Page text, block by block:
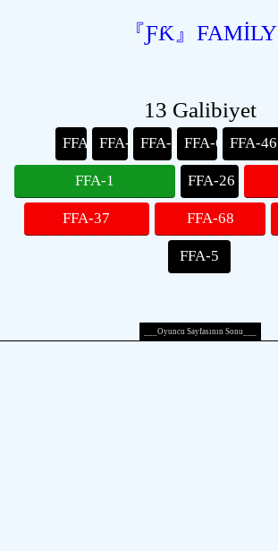
『ƑƘ』FAMİLY
13 Galibiyet
FFA-65FFA-42FFA-56FFA-69FFA-46
FFA-1 FFA-26
FFA-37 FFA-68
FFA-5
___Oyuncu Sayfasının Sonu___